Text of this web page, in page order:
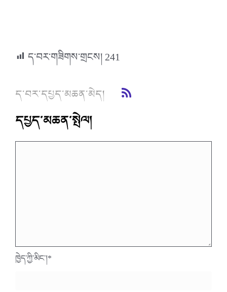
ད་བར་གཟིགས་གྲངས།241
ད་བར་དཔྱད་མཆན་མེད།
དཔྱད་མཆན་སྤེལ།
ཁྱེད་ཀྱི་མིང་།*